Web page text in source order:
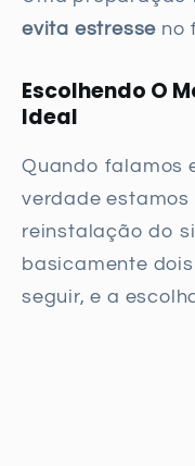
evita estresse no
Escolhendo O
Ideal
Quando falamos
verdade estamos
reinstalação do
basicamente
seguir, e a